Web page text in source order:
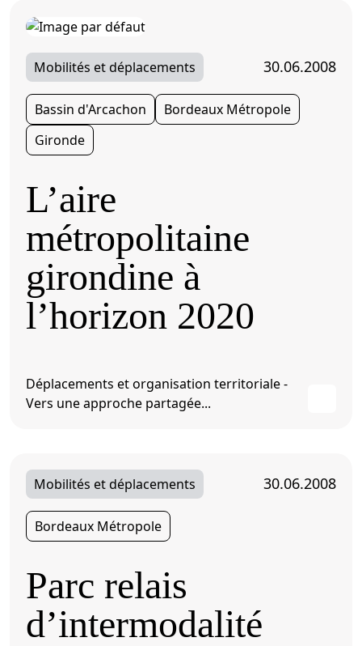
Mobilités et déplacements 30.06.2008
Bassin d'Arcachon
Bordeaux Métropole
Gironde
L’aire
métropolitaine
girondine à
l’horizon 2020
Déplacements et organisation territoriale -
Vers une approche partagée...
Mobilités et déplacements 30.06.2008
Bordeaux Métropole
Parc relais
d’intermodalité